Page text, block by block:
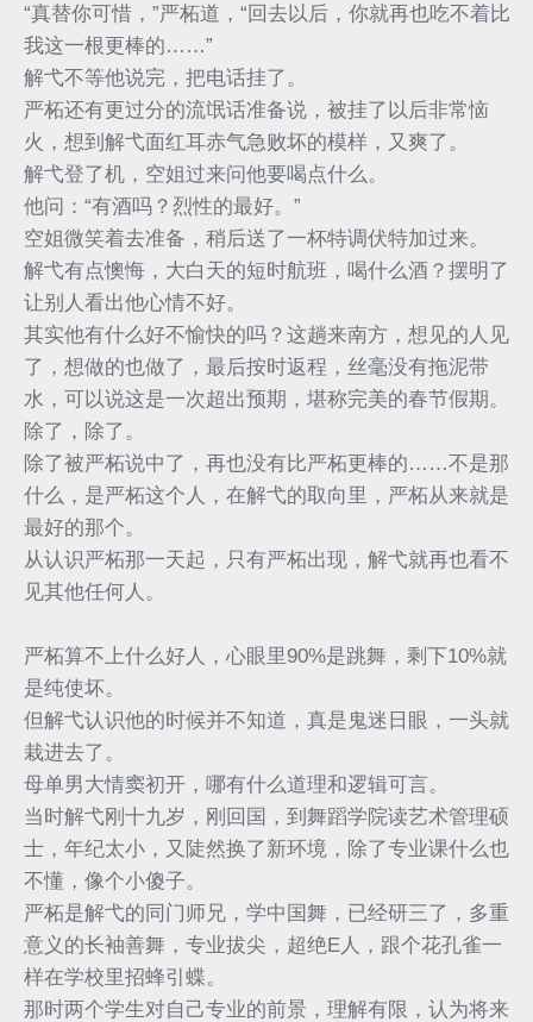
“真替你可惜，”严柘道，“回去以后，你就再也吃不着比
我这一根更棒的……”
解弋不等他说完，把电话挂了。
严柘还有更过分的流氓话准备说，被挂了以后非常恼
火，想到解弋面红耳赤气急败坏的模样，又爽了。
解弋登了机，空姐过来问他要喝点什么。
他问：“有酒吗？烈性的最好。”
空姐微笑着去准备，稍后送了一杯特调伏特加过来。
解弋有点懊悔，大白天的短时航班，喝什么酒？摆明了
让别人看出他心情不好。
其实他有什么好不愉快的吗？这趟来南方，想见的人见
了，想做的也做了，最后按时返程，丝毫没有拖泥带
水，可以说这是一次超出预期，堪称完美的春节假期。
除了，除了。
除了被严柘说中了，再也没有比严柘更棒的……不是那
什么，是严柘这个人，在解弋的取向里，严柘从来就是
最好的那个。
从认识严柘那一天起，只有严柘出现，解弋就再也看不
见其他任何人。
严柘算不上什么好人，心眼里90%是跳舞，剩下10%就
是纯使坏。
但解弋认识他的时候并不知道，真是鬼迷日眼，一头就
栽进去了。
母单男大情窦初开，哪有什么道理和逻辑可言。
当时解弋刚十九岁，刚回国，到舞蹈学院读艺术管理硕
士，年纪太小，又陡然换了新环境，除了专业课什么也
不懂，像个小傻子。
严柘是解弋的同门师兄，学中国舞，已经研三了，多重
意义的长袖善舞，专业拔尖，超绝E人，跟个花孔雀一
样在学校里招蜂引蝶。
那时两个学生对自己专业的前景，理解有限，认为将来